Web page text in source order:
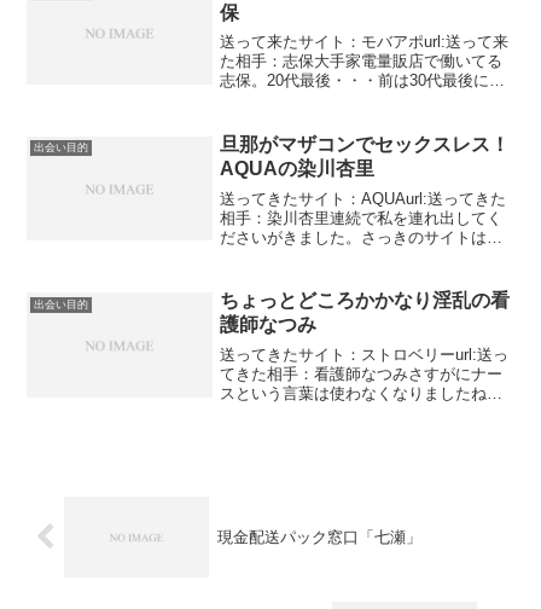
保
送って来たサイト：モバアポurl:送って来
た相手：志保大手家電量販店で働いてる
志保。20代最後・・・前は30代最後に羽
やかしやメル友はごめんなさいってそれ
はこっちが言...
出会い目的
旦那がマザコンでセックスレス！
AQUAの染川杏里
送ってきたサイト：AQUAurl:送ってきた
相手：染川杏里連続で私を連れ出してく
ださいがきました。さっきのサイトはフ
はセックスよりもお母さんといる方が楽
しいみたいです...
出会い目的
ちょっとどころかかなり淫乱の看
護師なつみ
送ってきたサイト：ストロベリーurl:送っ
てきた相手：看護師なつみさすがにナー
スという言葉は使わなくなりましたね。
現金配送パック窓口「七瀬」